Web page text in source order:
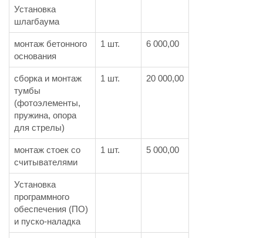
Установка
шлагбаума
монтаж бетонного
основания
1 шт. 6 000,00
сборка и монтаж
тумбы
(фотоэлементы,
пружина, опора
для стрелы)
1 шт. 20 000,00
монтаж стоек со
считывателями
1 шт. 5 000,00
Установка
программного
обеспечения (ПО)
и пуско-наладка